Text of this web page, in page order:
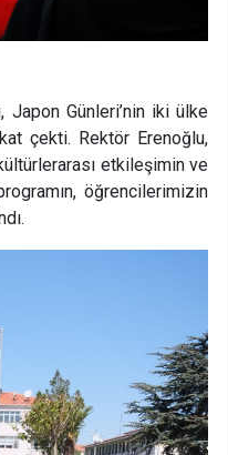
Japon Günleri’nin iki ülke
çekti. Rektör Erenoğlu,
etkileşimin ve
öğrencilerimizin